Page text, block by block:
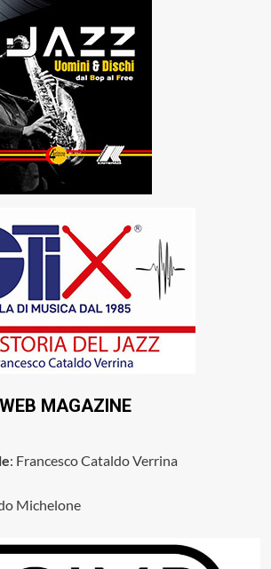
MAGAZINE
: Francesco Cataldo Verrina
Michelone